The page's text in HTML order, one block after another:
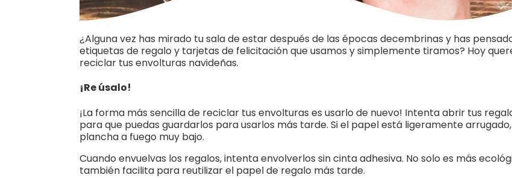
¿Alguna vez has mirado tu sala de estar después de las épocas decembrinas y has
etiquetas de regalo y tarjetas de felicitación que usamos y simplemente tiramos? Hoy
reciclar tus envolturas navideñas.
¡Re úsalo!
¡La forma más sencilla de reciclar tus envolturas es usarlo de nuevo! Intenta abrir tus
para que puedas guardarlos para usarlos más tarde. Si el papel está ligeramente
plancha a fuego muy bajo.
Cuando envuelvas los regalos, intenta envolverlos sin cinta adhesiva. No solo es más
también facilita para reutilizar el papel de regalo más tarde.